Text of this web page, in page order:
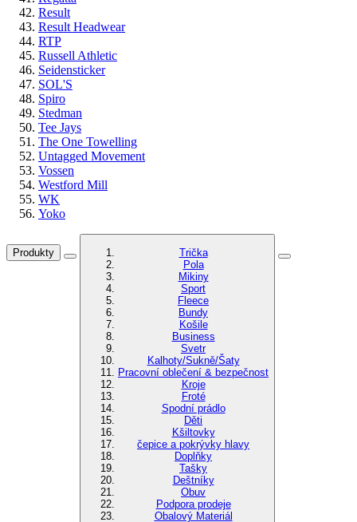
Result
Result Headwear
RTP
Russell Athletic
Seidensticker
SOL'S
Spiro
Stedman
Tee Jays
The One Towelling
Untagged Movement
Vossen
Westford Mill
WK
Yoko
Produkty
Trička
Pola
Mikiny
Sport
Fleece
Bundy
Košile
Business
Svetr
Kalhoty/Sukně/Šaty
Pracovní oblečení & bezpečnost
Kroje
Froté
Spodní prádlo
Děti
Kšiltovky
čepice a pokrývky hlavy
Doplňky
Tašky
Deštníky
Obuv
Podpora prodeje
Obalový Materiál